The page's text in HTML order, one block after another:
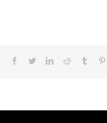
Facebook
TwitterLinkedInReddit Tumblr